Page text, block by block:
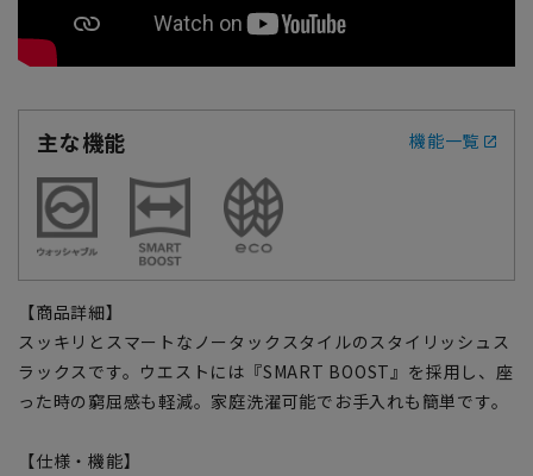
主な機能 機能一覧
【商品詳細】
スッキリとスマートなノータックスタイルのスタイリッシュス
ラックスです。ウエストには『SMART BOOST』を採用し、座
った時の窮屈感も軽減。家庭洗濯可能でお手入れも簡単です。
【仕様・機能】